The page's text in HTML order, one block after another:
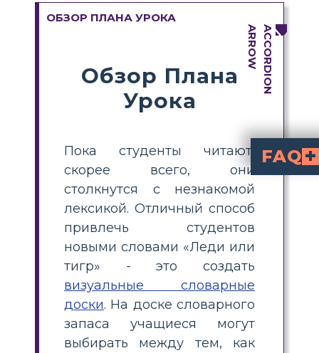
ОБЗОР ПЛАНА УРОКА
Обзор Плана
Урока
Пока студенты читают,
скорее всего, они
столкнутся с незнакомой
лексикой. Отличный способ
привлечь студентов
новыми словами «Леди или
тигр» - это создать
визуальные словарные
доски. На доске словарного
запаса учащиеся могут
выбирать между тем, как
FAQ